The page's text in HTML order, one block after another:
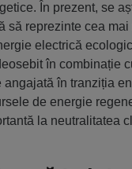
În prezent, se
să reprezinte cea mai
electrică
în combinație
angajată în tranziția
de energie
la neutralitatea